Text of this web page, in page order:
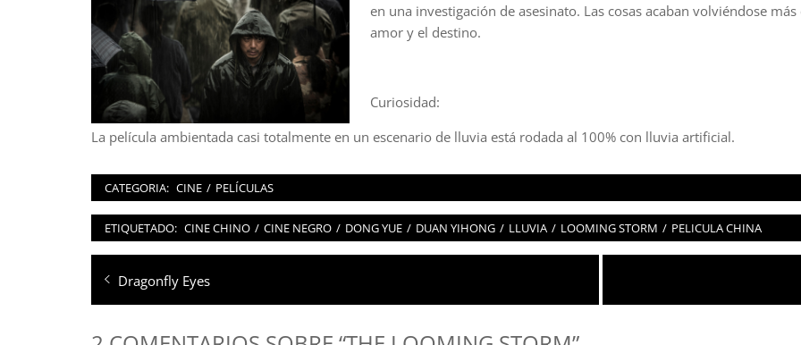
en una investigación de asesinato. Las cosas acaban volviéndose
amor y el destino.
Curiosidad:
La película ambientada casi totalmente en un escenario de lluvia está rodada al 100% con lluvia artificial.
CATEGORIA: CINE / PELÍCULAS
ETIQUETADO: CINE CHINO / CINE NEGRO / DONG YUE / DUAN YIHONG / LLUVIA / LOOMING STORM / PELICULA CHINA
Navegación
de
entradas
Entrada
anterior:
Dragonfly Eyes